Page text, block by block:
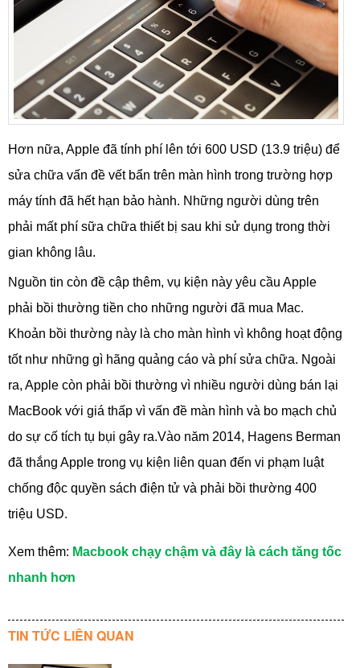
Hơn nữa, Apple đã tính phí lên tới 600 USD (13.9 triệu) để
sửa chữa vấn đề vết bẩn trên màn hình trong trường hợp
máy tính đã hết hạn bảo hành. Những người dùng trên
phải mất phí sữa chữa thiết bị sau khi sử dụng trong thời
gian không lâu.
Nguồn tin còn đề cập thêm, vụ kiện này yêu cầu Apple
phải bồi thường tiền cho những người đã mua Mac.
Khoản bồi thường này là cho màn hình vì không hoạt động
tốt như những gì hãng quảng cáo và phí sửa chữa. Ngoài
ra, Apple còn phải bồi thường vì nhiều người dùng bán lại
MacBook với giá thấp vì vấn đề màn hình và bo mạch chủ
do sự cố tích tụ bụi gây ra.Vào năm 2014, Hagens Berman
đã thắng Apple trong vụ kiện liên quan đến vi phạm luật
chống độc quyền sách điện tử và phải bồi thường 400
triệu USD.
Xem thêm: Macbook chạy chậm và đây là cách tăng tốc
nhanh hơn
TIN TỨC LIÊN QUAN